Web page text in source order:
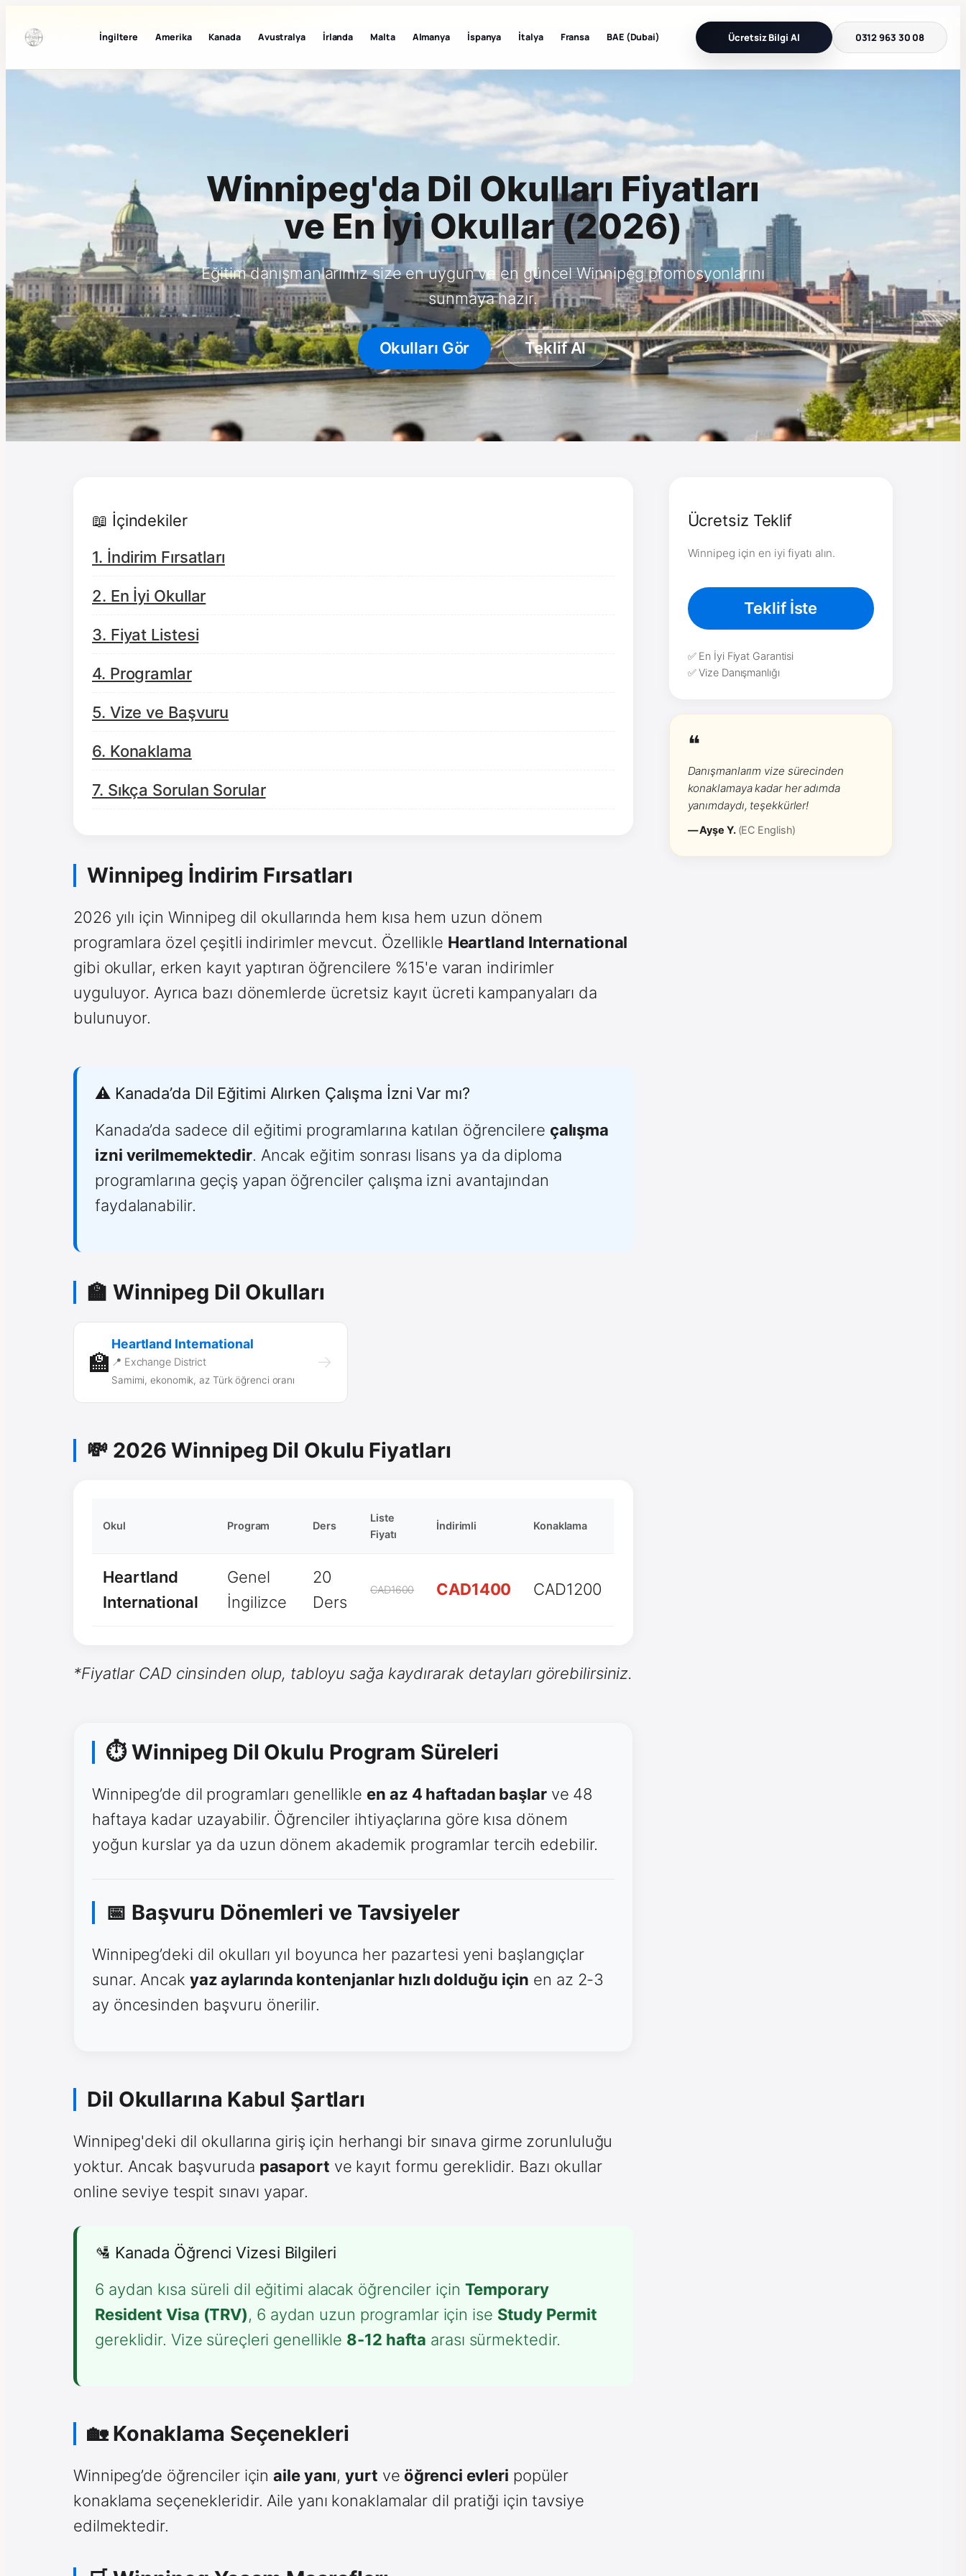
İngiltere Amerika Kanada Avustralya İrlanda Malta Almanya İspanya İtalya Fransa BAE (Dubai) Ücretsiz Bilgi Al 0312 963 30 08
Winnipeg'da Dil Okulları Fiyatları
ve En İyi Okullar (2026)
Eğitim danışmanlarımız size en uygun ve en güncel Winnipeg promosyonlarını
sunmaya hazır.
Okulları Gör Teklif Al
📖 İçindekiler
1. İndirim Fırsatları
2. En İyi Okullar
3. Fiyat Listesi
4. Programlar
5. Vize ve Başvuru
6. Konaklama
7. Sıkça Sorulan Sorular
Winnipeg İndirim Fırsatları
2026 yılı için Winnipeg dil okullarında hem kısa hem uzun dönem
programlara özel çeşitli indirimler mevcut. Özellikle Heartland International
gibi okullar, erken kayıt yaptıran öğrencilere %15'e varan indirimler
uyguluyor. Ayrıca bazı dönemlerde ücretsiz kayıt ücreti kampanyaları da
bulunuyor.
⚠️ Kanada’da Dil Eğitimi Alırken Çalışma İzni Var mı?
Kanada’da sadece dil eğitimi programlarına katılan öğrencilere çalışma
izni verilmemektedir. Ancak eğitim sonrası lisans ya da diploma
programlarına geçiş yapan öğrenciler çalışma izni avantajından
faydalanabilir.
🏫 Winnipeg Dil Okulları
🏫
Heartland International
📍 Exchange District
Samimi, ekonomik, az Türk öğrenci oranı
→
💸 2026 Winnipeg Dil Okulu Fiyatları
Okul Program Ders
Liste
Fiyatı
İndirimli Konaklama
Heartland
International
Genel
İngilizce
20
Ders
CAD1600 CAD1400 CAD1200
*Fiyatlar CAD cinsinden olup, tabloyu sağa kaydırarak detayları görebilirsiniz.
⏱ Winnipeg Dil Okulu Program Süreleri
Winnipeg’de dil programları genellikle en az 4 haftadan başlarve 48
haftaya kadar uzayabilir. Öğrenciler ihtiyaçlarına göre kısa dönem
yoğun kurslar ya da uzun dönem akademik programlar tercih edebilir.
📅 Başvuru Dönemleri ve Tavsiyeler
Winnipeg’deki dil okulları yıl boyunca her pazartesi yeni başlangıçlar
sunar. Ancak yaz aylarında kontenjanlar hızlı dolduğu için en az 2-3
ay öncesinden başvuru önerilir.
Dil Okullarına Kabul Şartları
Winnipeg'deki dil okullarına giriş için herhangi bir sınava girme zorunluluğu
yoktur. Ancak başvuruda pasaport ve kayıt formu gereklidir. Bazı okullar
online seviye tespit sınavı yapar.
🛂 Kanada Öğrenci Vizesi Bilgileri
6 aydan kısa süreli dil eğitimi alacak öğrenciler için Temporary
Resident Visa (TRV), 6 aydan uzun programlar için ise Study Permit
gereklidir. Vize süreçleri genellikle 8-12 hafta arası sürmektedir.
🏡 Konaklama Seçenekleri
Winnipeg’de öğrenciler içinaile yanı,yurt ve öğrenci evleri popüler
konaklama seçenekleridir. Aile yanı konaklamalar dil pratiği için tavsiye
edilmektedir.
Ücretsiz Teklif
Winnipeg için en iyi fiyatı alın.
Teklif İste
✅ En İyi Fiyat Garantisi
✅ Vize Danışmanlığı
❝
Danışmanlarım vize sürecinden
konaklamaya kadar her adımda
yanımdaydı, teşekkürler!
— Ayşe Y. (EC English)